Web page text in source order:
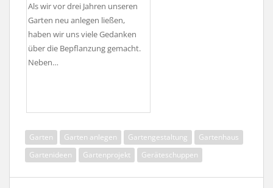
Als wir vor drei Jahren unseren
Garten neu anlegen ließen,
haben wir uns viele Gedanken
über die Bepflanzung gemacht.
Neben…
Garten Garten anlegen Gartengestaltung
Gartenhaus
Gartenideen
Gartenprojekt Geräteschuppen